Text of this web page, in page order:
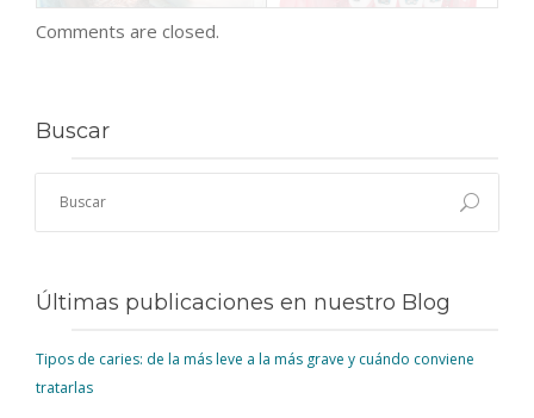
Comments are closed.
Buscar
Últimas publicaciones en nuestro Blog
Tipos de caries: de la más leve a la más grave y cuándo conviene
tratarlas